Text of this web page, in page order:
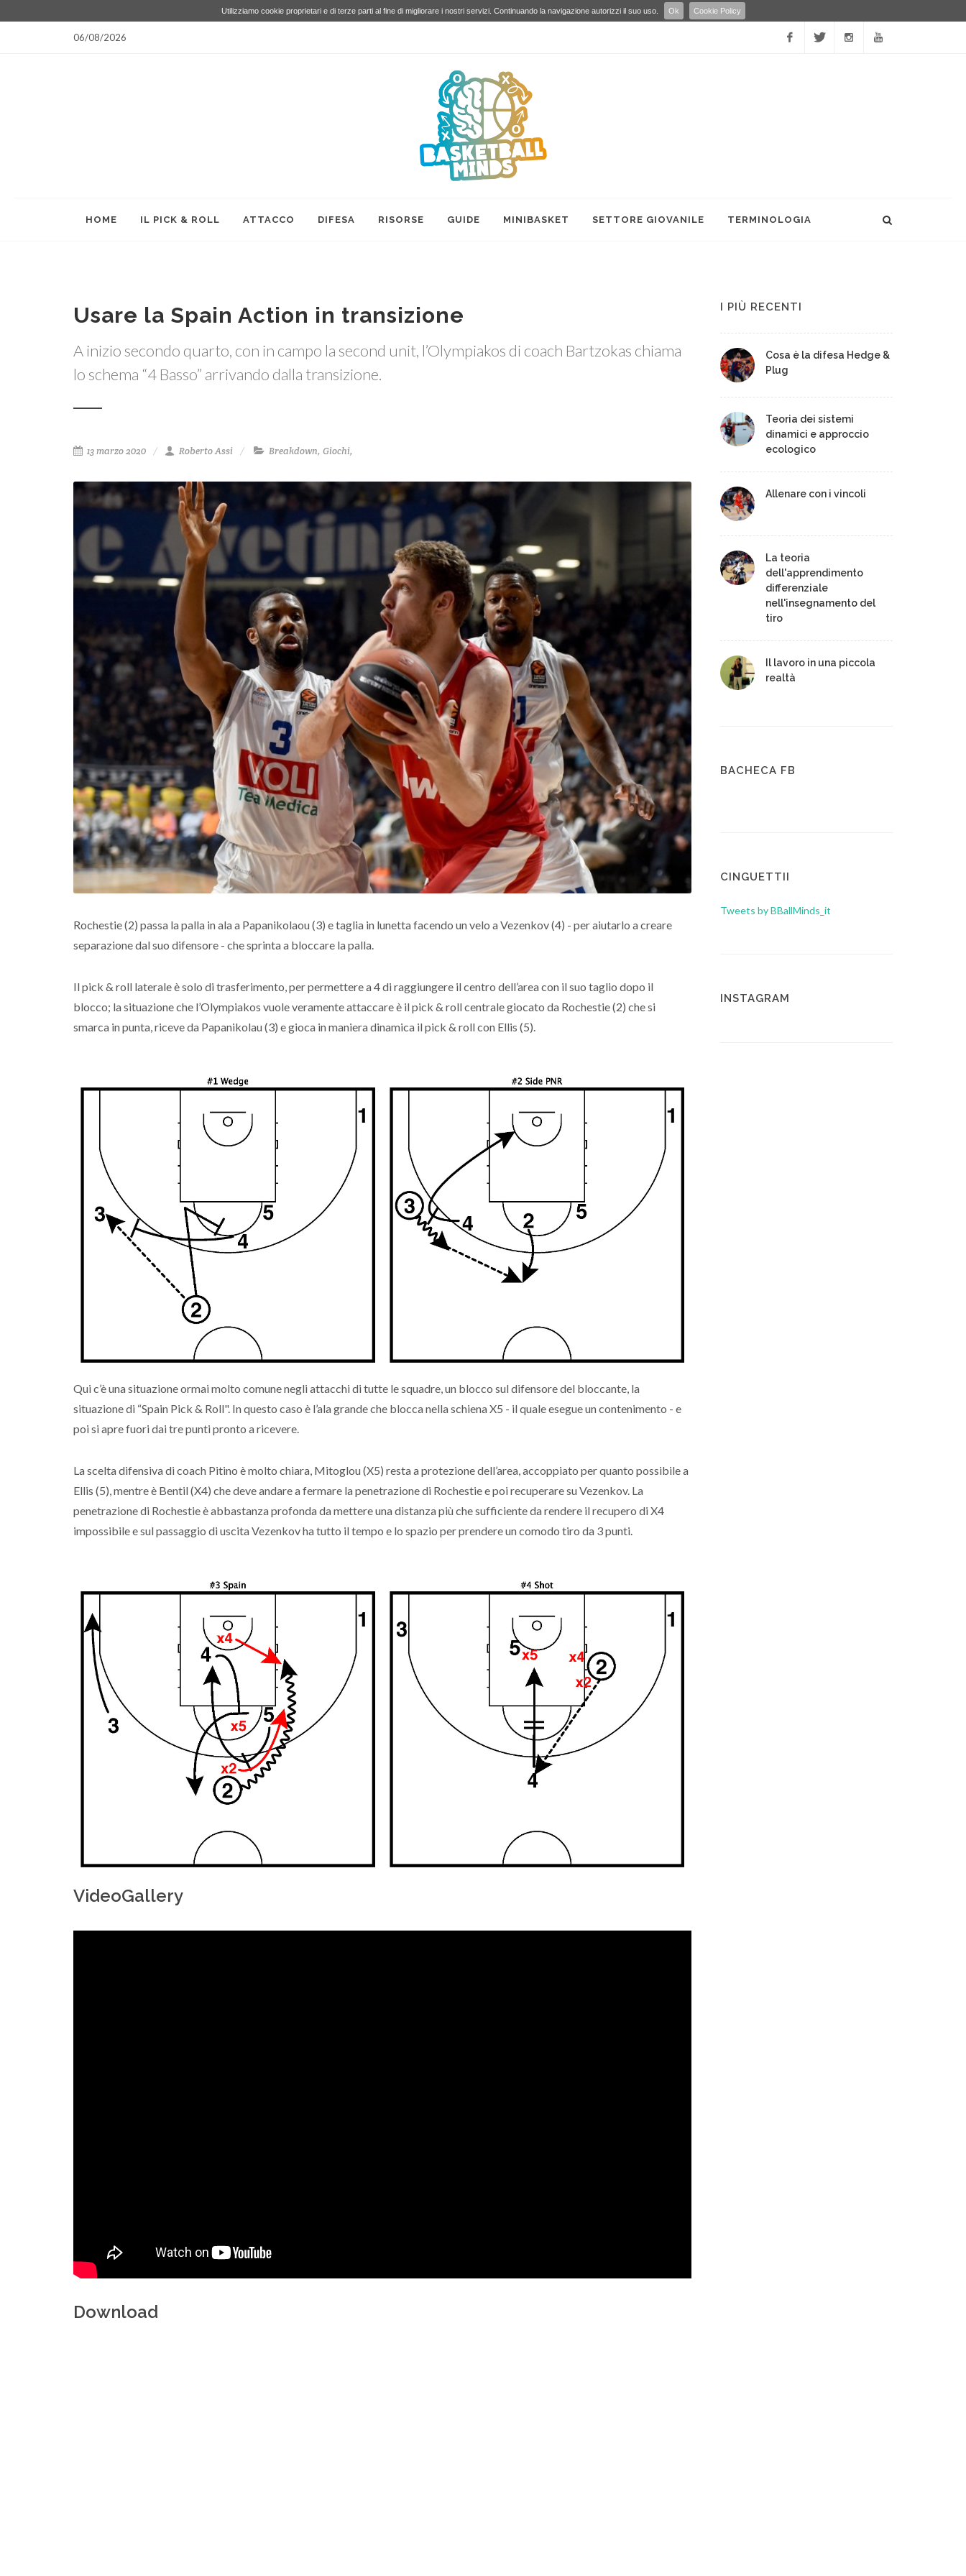
Utilizziamo cookie proprietari e di terze parti al fine di migliorare i nostri servizi. Continuando la navigazione autorizzi il suo uso. Ok Cookie Policy
06/08/2026
HOME IL PICK & ROLL ATTACCO DIFESA RISORSE GUIDE MINIBASKET SETTORE GIOVANILE TERMINOLOGIA
Usare la Spain Action in transizione
A inizio secondo quarto, con in campo la second unit, l’Olympiakos di coach Bartzokas chiama
lo schema “4 Basso” arrivando dalla transizione.
13 marzo 2020 Roberto Assi Breakdown, Giochi,
Rochestie (2) passa la palla in ala a Papanikolaou (3) e taglia in lunetta facendo un velo a Vezenkov (4) - per aiutarlo a creare
separazione dal suo difensore - che sprinta a bloccare la palla.
Il pick & roll laterale è solo di trasferimento, per permettere a 4 di raggiungere il centro dell’area con il suo taglio dopo il
blocco; la situazione che l’Olympiakos vuole veramente attaccare è il pick & roll centrale giocato da Rochestie (2) che si
smarca in punta, riceve da Papanikolau (3) e gioca in maniera dinamica il pick & roll con Ellis (5).
Qui c’è una situazione ormai molto comune negli attacchi di tutte le squadre, un blocco sul difensore del bloccante, la
situazione di “Spain Pick & Roll". In questo caso è l’ala grande che blocca nella schiena X5 - il quale esegue un contenimento - e
poi si apre fuori dai tre punti pronto a ricevere.
La scelta difensiva di coach Pitino è molto chiara, Mitoglou (X5) resta a protezione dell’area, accoppiato per quanto possibile a
Ellis (5), mentre è Bentil (X4) che deve andare a fermare la penetrazione di Rochestie e poi recuperare su Vezenkov. La
penetrazione di Rochestie è abbastanza profonda da mettere una distanza più che sufficiente da rendere il recupero di X4
impossibile e sul passaggio di uscita Vezenkov ha tutto il tempo e lo spazio per prendere un comodo tiro da 3 punti.
VideoGallery
Download
I PIÙ RECENTI
Cosa è la difesa Hedge &
Plug
Teoria dei sistemi
dinamici e approccio
ecologico
Allenare con i vincoli
La teoria
dell'apprendimento
differenziale
nell'insegnamento del
tiro
Il lavoro in una piccola
realtà
BACHECA FB
CINGUETTII
Tweets by BBallMinds_it
INSTAGRAM